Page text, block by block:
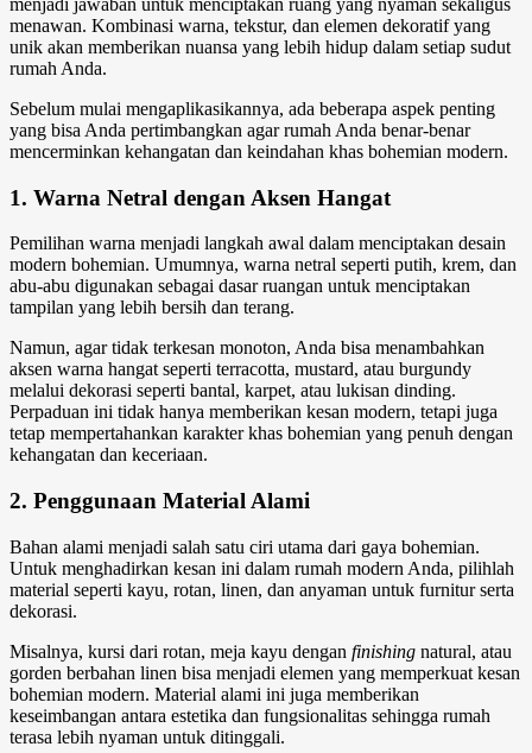
menawan. Kombinasi warna, tekstur, dan elemen dekoratif yang
unik akan memberikan nuansa yang lebih hidup dalam setiap sudut
rumah Anda.
Sebelum mulai mengaplikasikannya, ada beberapa aspek penting
yang bisa Anda pertimbangkan agar rumah Anda benar-benar
mencerminkan kehangatan dan keindahan khas bohemian modern.
1. Warna Netral dengan Aksen Hangat
Pemilihan warna menjadi langkah awal dalam menciptakan desain
modern bohemian. Umumnya, warna netral seperti putih, krem, dan
abu-abu digunakan sebagai dasar ruangan untuk menciptakan
tampilan yang lebih bersih dan terang.
Namun, agar tidak terkesan monoton, Anda bisa menambahkan
aksen warna hangat seperti terracotta, mustard, atau burgundy
melalui dekorasi seperti bantal, karpet, atau lukisan dinding.
Perpaduan ini tidak hanya memberikan kesan modern, tetapi juga
tetap mempertahankan karakter khas bohemian yang penuh dengan
kehangatan dan keceriaan.
2. Penggunaan Material Alami
Bahan alami menjadi salah satu ciri utama dari gaya bohemian.
Untuk menghadirkan kesan ini dalam rumah modern Anda, pilihlah
material seperti kayu, rotan, linen, dan anyaman untuk furnitur serta
dekorasi.
Misalnya, kursi dari rotan, meja kayu dengan finishing natural, atau
gorden berbahan linen bisa menjadi elemen yang memperkuat kesan
bohemian modern. Material alami ini juga memberikan
keseimbangan antara estetika dan fungsionalitas sehingga rumah
terasa lebih nyaman untuk ditinggali.